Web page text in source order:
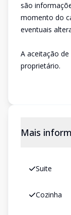
são
momento do
eventuais
A aceitação
proprietário.
Mais
Suite
Cozinha